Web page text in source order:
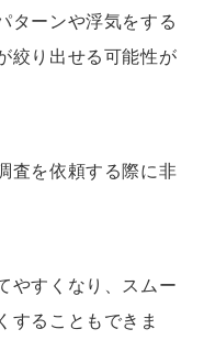
ターンや浮気をする
絞り出せる可能性が
査を依頼する際に非
やすくなり、スムー
することもできま